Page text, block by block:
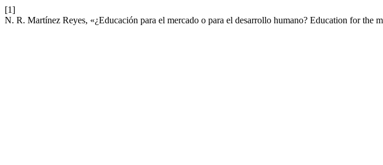
[1]
N. R. Martínez Reyes, «¿Educación para el mercado o para el desarrollo humano? Education for the